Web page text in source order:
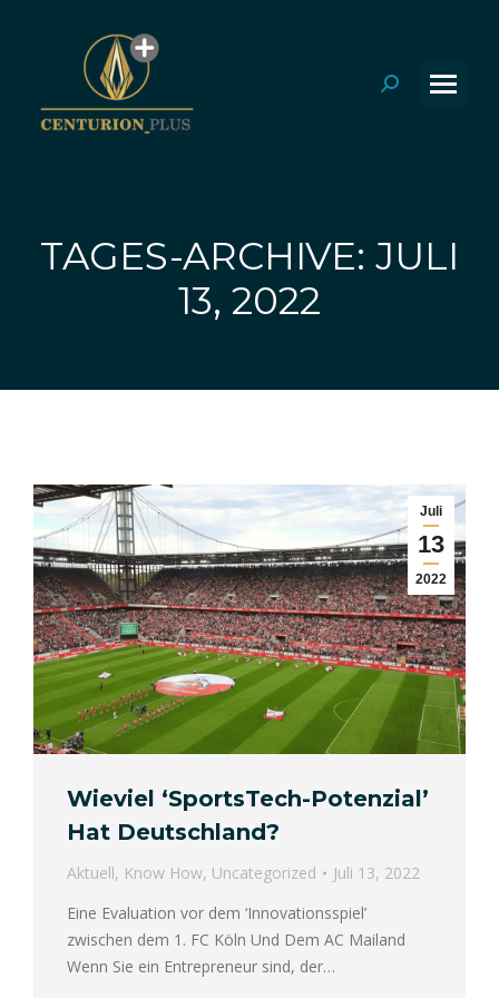
Search:
TAGES-ARCHIVE: JULI
13, 2022
Juli
13
2022
Wieviel ‘SportsTech-Potenzial’
Hat Deutschland?
Aktuell, Know How, Uncategorized
Juli 13, 2022
Eine Evaluation vor dem ‘Innovationsspiel’
zwischen dem 1. FC Köln Und Dem AC Mailand
Wenn Sie ein Entrepreneur sind, der…